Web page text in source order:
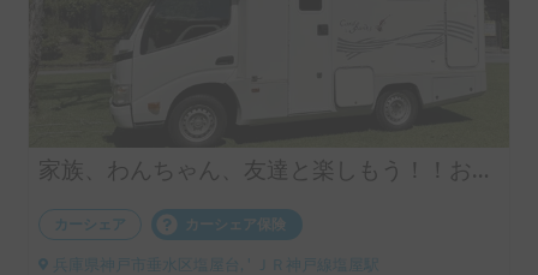
家族、わんちゃん、友達と楽しもう！！お気軽旅行のキャンピングカー（コルドバンクス）四国・淡路島にアクセス抜群🗾ペット大歓迎🐶ケージ無しOK、WIFI無料
カーシェア カーシェア保険
兵庫県神戸市垂水区塩屋台, ' ＪＲ神戸線塩屋駅